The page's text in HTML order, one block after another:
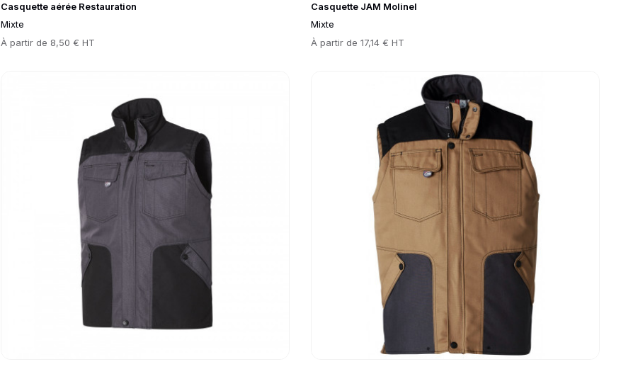
Casquette aérée Restauration
Mixte
Prix
À partir de 8,50 € HT
Casquette JAM Molinel
Mixte
Prix
À partir de 17,14 € HT